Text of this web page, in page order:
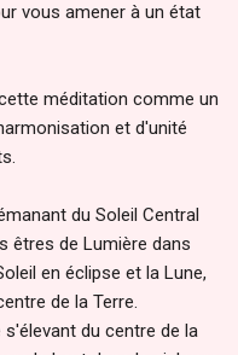
vous amener à un état
méditation comme un
et d'unité
du Soleil Central
êtres de Lumière dans
en éclipse et la Lune,
de la Terre.
du centre de la